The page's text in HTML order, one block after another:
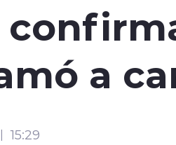
a
15:29